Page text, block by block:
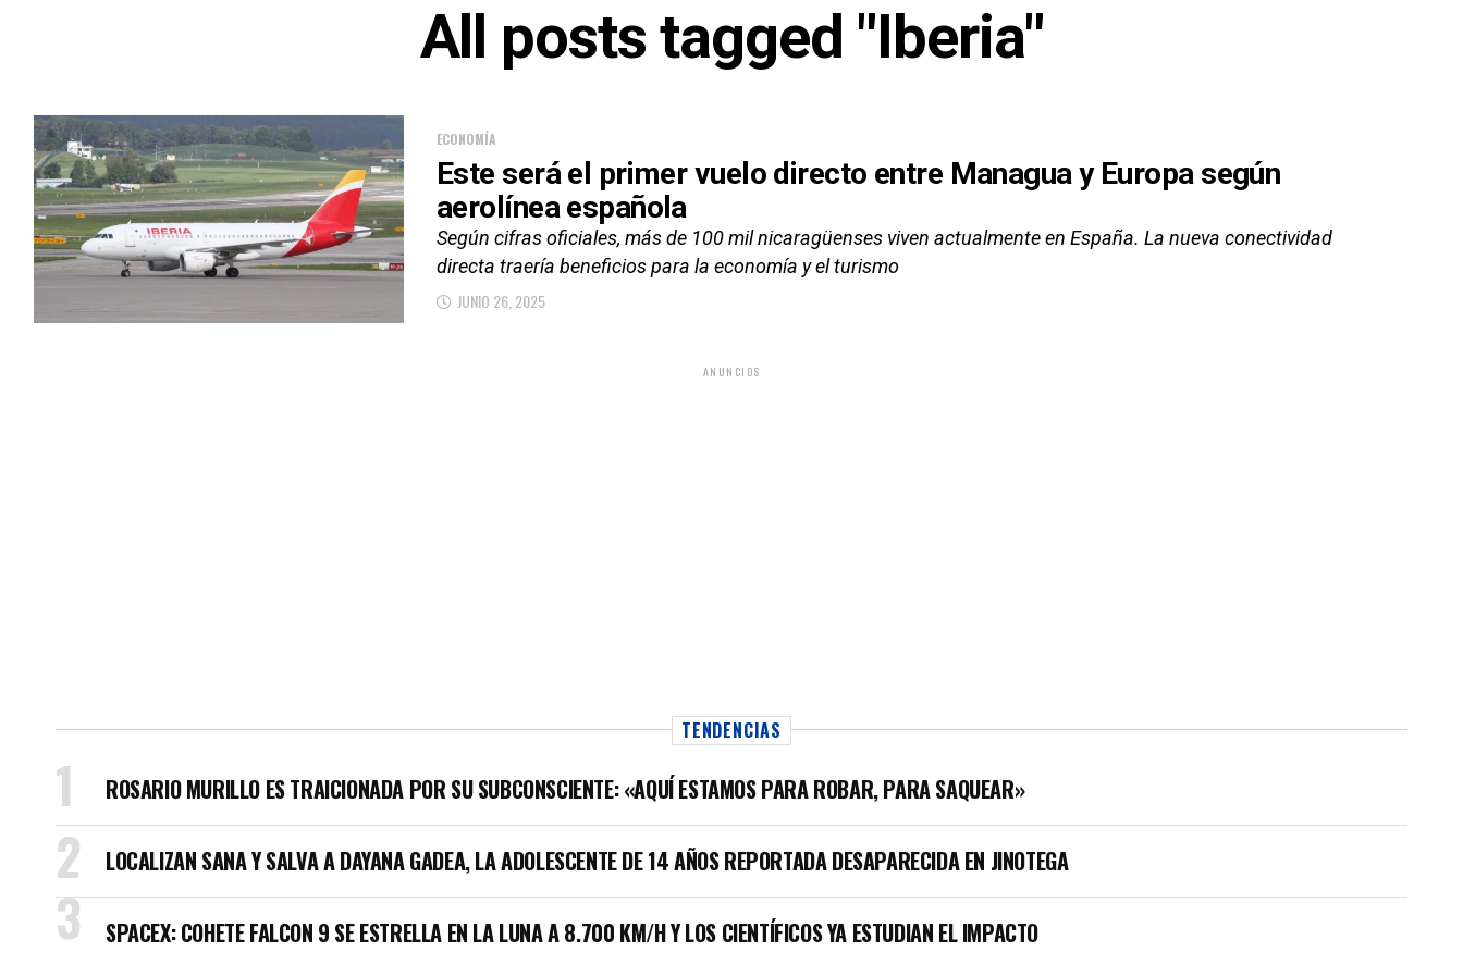
All posts tagged "Iberia"
ECONOMÍA
Este será el primer vuelo directo entre Managua y Europa según
aerolínea española
Según cifras oficiales, más de 100 mil nicaragüenses viven actualmente en España. La nueva conectividad
directa traería beneficios para la economía y el turismo
JUNIO 26, 2025
ANUNCIOS
TENDENCIAS
ROSARIO MURILLO ES TRAICIONADA POR SU SUBCONSCIENTE: «AQUÍ ESTAMOS PARA ROBAR, PARA SAQUEAR»
LOCALIZAN SANA Y SALVA A DAYANA GADEA, LA ADOLESCENTE DE 14 AÑOS REPORTADA DESAPARECIDA EN JINOTEGA
SPACEX: COHETE FALCON 9 SE ESTRELLA EN LA LUNA A 8.700 KM/H Y LOS CIENTÍFICOS YA ESTUDIAN EL IMPACTO